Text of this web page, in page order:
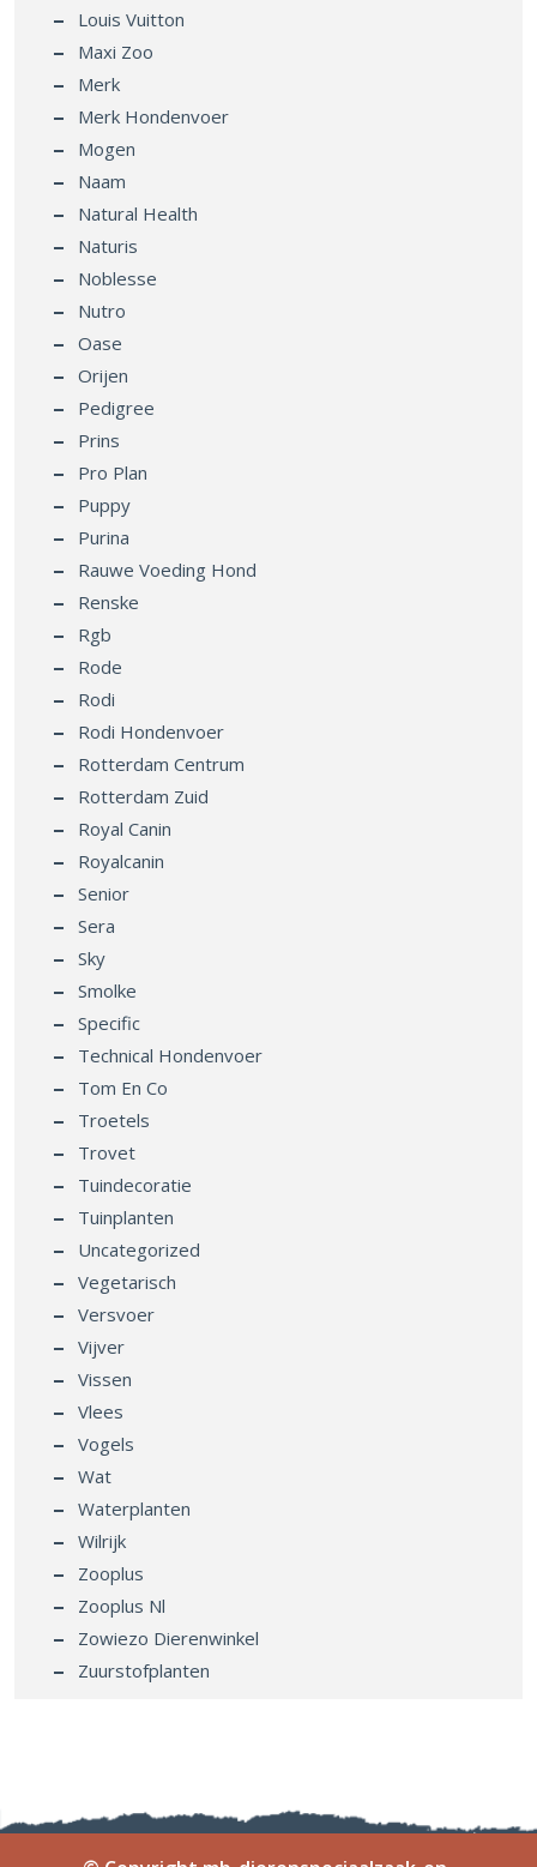
Louis Vuitton
Maxi Zoo
Merk
Merk Hondenvoer
Mogen
Naam
Natural Health
Naturis
Noblesse
Nutro
Oase
Orijen
Pedigree
Prins
Pro Plan
Puppy
Purina
Rauwe Voeding Hond
Renske
Rgb
Rode
Rodi
Rodi Hondenvoer
Rotterdam Centrum
Rotterdam Zuid
Royal Canin
Royalcanin
Senior
Sera
Sky
Smolke
Specific
Technical Hondenvoer
Tom En Co
Troetels
Trovet
Tuindecoratie
Tuinplanten
Uncategorized
Vegetarisch
Versvoer
Vijver
Vissen
Vlees
Vogels
Wat
Waterplanten
Wilrijk
Zooplus
Zooplus Nl
Zowiezo Dierenwinkel
Zuurstofplanten